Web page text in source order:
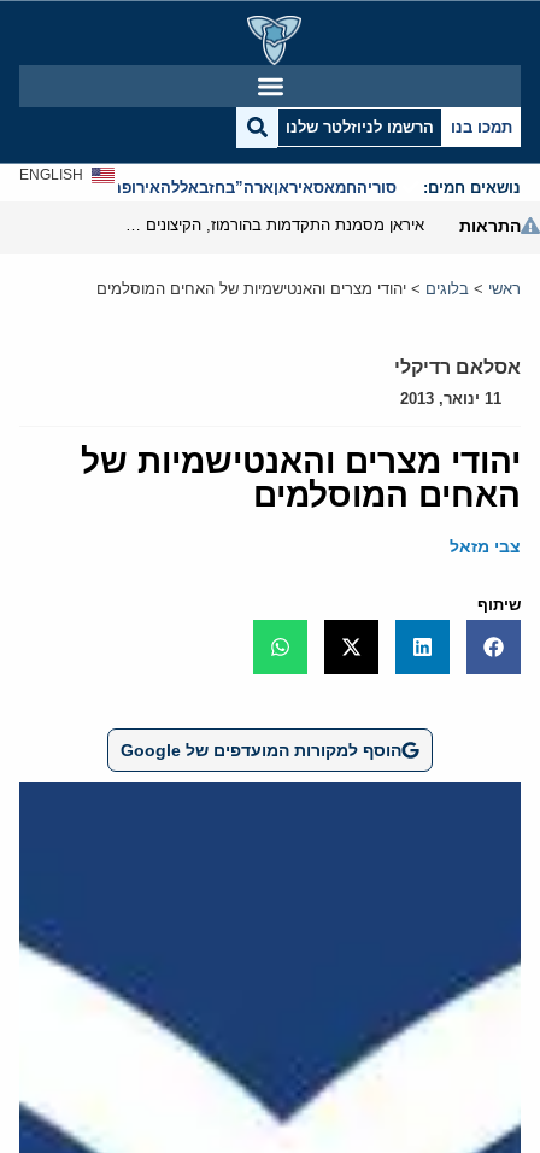
תמכו בנו הרשמו לניוזלטר שלנו
נושאים חמים: סוריהחמאסאיראןארה”בחזבאללהאירופהאנטישמיות
ENGLISH
התראות
ראשי > בלוגים > יהודי מצרים והאנטישמיות של האחים המוסלמים
אסלאם רדיקלי
11 ינואר, 2013
יהודי מצרים והאנטישמיות של
האחים המוסלמים
צבי מזאל
שיתוף
הוסף למקורות המועדפים של Google